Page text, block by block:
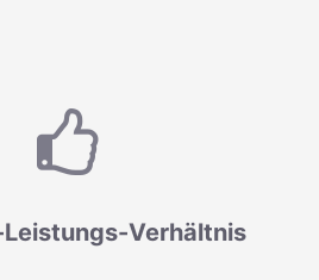
Leistungs-Verhältnis